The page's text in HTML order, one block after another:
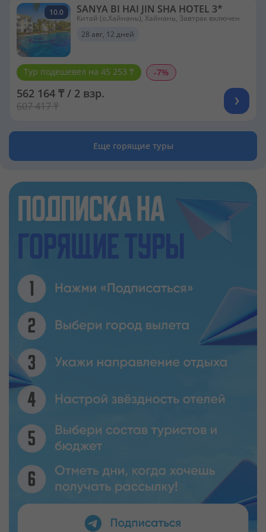
себе релакс у воды с дегустацией блюд из
морепродуктов, которые готовят местные повара в
аутентичных кафе и ресторанчиках.
ДАЙВИНГ НА КАРИБАХ
Для дайверов в Доминикане море увлекательных
предложений. Наиболее популярные районы –
побережье Пунта-Каны, Кап-Каны, Ла-Романы,
живописные коралловые рифы, затонувшие корабли
и пещеры.
В Кап-Кане популярно погружение с аквалангом к
погибшему судну «Патриция», чтобы полюбоваться
на гигантских барракуд и морских черепах. Самое
большое кладбище затонувших кораблей в
Карибском море находится на территории нацпарка
«Монте-Кристи». Здесь на дне покоятся около сотни
кораблей, но дайверам пока удалось исследовать
лишь около двух десятков из них.
У острова Саона можно понаблюдать за стаями
акул-нянек, скатов и рифовых акул. В районе Санто-
Доминго для желающих испытать уникальный опыт
пещерного дайвинга открыты подземные пещеры
"The Three Eyes" (Три глаза) с подводными озерами,
которые можно исследовать под водой.
ЧЕМ ЕЩЕ ЗАНЯТЬСЯ В ДОМИНИКАНЕ
Покупая путевку на Карибы, туристы едут в
Доминикану в надежде испытать яркие впечатления
и эмоции. Как правило, местные курорты
оправдывают их на 100 процентов. В том числе не
стоит сбрасывать со счетов экскурсии. Например,
10.0 SANYA BI HAI JIN SHA HOTEL 3*
Китай (о.Хайнань), Хайнань, Завтрак включен
28 авг, 12 дней
Тур подешевел на 45 253 ₸ -7%
562 164 ₸ / 2 взр.
607 417 ₸
Еще горящие туры